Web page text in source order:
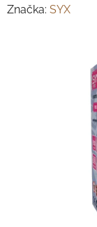
Značka: SYX